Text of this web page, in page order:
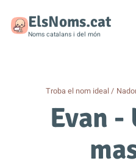
ElsNoms.cat
Noms catalans i del món
Troba el nom ideal
Evan -